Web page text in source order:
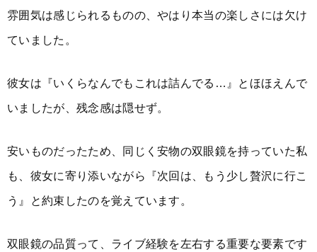
雰囲気は感じられるものの、やはり本当の楽しさには欠け
ていました。
彼女は『いくらなんでもこれは詰んでる…』とほほえんで
いましたが、残念感は隠せず。
安いものだったため、同じく安物の双眼鏡を持っていた私
も、彼女に寄り添いながら『次回は、もう少し贅沢に行こ
う』と約束したのを覚えています。
双眼鏡の品質って、ライブ経験を左右する重要な要素です